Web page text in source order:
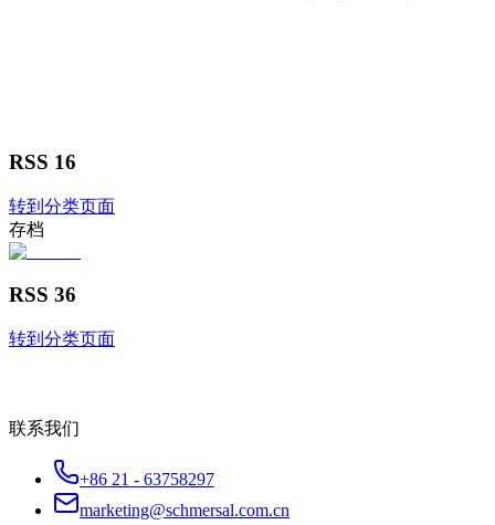
RSS 16
转到分类页面
存档
RSS 36
转到分类页面
联系我们
+86 21 - 63758297
marketing@schmersal.com.cn